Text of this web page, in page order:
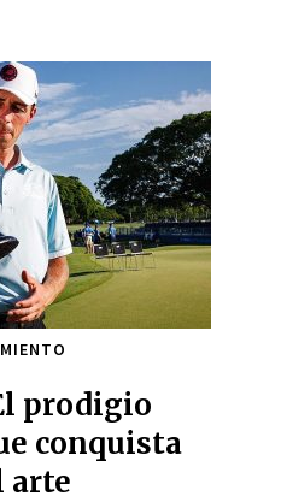
prodigio
conquista
arte